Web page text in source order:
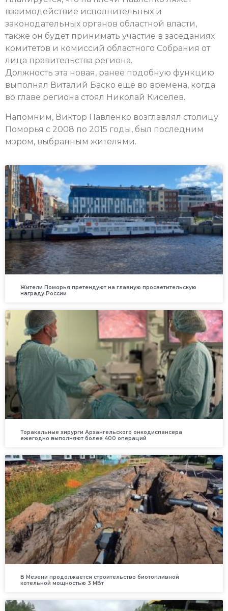
взаимодействие исполнительных и
законодательных органов областной власти,
также он будет принимать участие в заседаниях
комитетов и комиссий областного Собрания от
лица правительства региона.
Должность эта новая, ранее подобную функцию
выполнял Виталий Баско ещё во времена, когда
во главе региона стоял Николай Киселев.
Напомним, Виктор Павленко возглавлял столицу
Поморья с 2008 по 2015 годы, был последним
мэром, выбранным жителями.
Жители Поморья претендуют на главную просветительскую
награду России
Торакальные хирурги Архангельского онкодиспансера
ежегодно выполняют более 400 операций
В Мезени продолжается строительство биотопливной
котельной мощностью 3 МВт